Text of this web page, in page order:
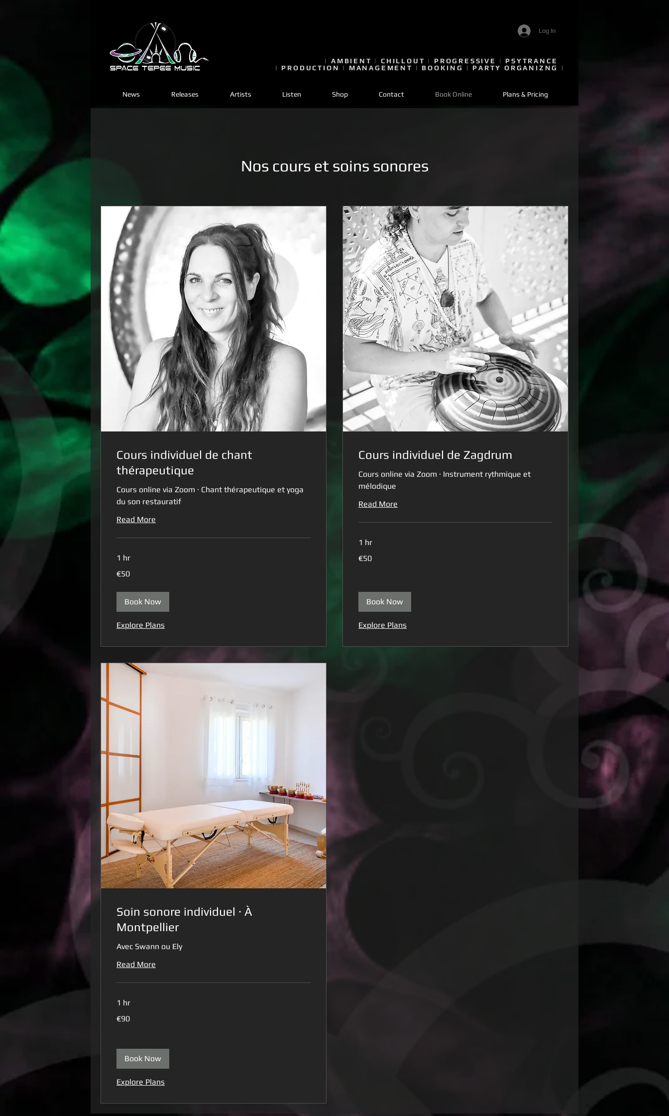
Log In
|AMBIENT | CHILLOUT | PROGRESSIVE |
PSYTRANCE
|
PRODUCTION | MANAGEMENT | BOOKING | PARTY ORGANIZNG |
News Releases Artists Listen Shop Contact Book Online Plans & Pricing
Nos cours et soins sonores
Cours individuel de chant
thérapeutique
Cours online via Zoom · Chant thérapeutique et yoga
du son restauratif
Read More
1 hr
euros
€50
Book Now
Explore Plans
Cours individuel de Zagdrum
Cours online via Zoom · Instrument rythmique et
mélodique
Read More
1 hr
euros
€50
Book Now
Explore Plans
Soin sonore individuel · À
Montpellier
Avec Swann ou Ely
Read More
1 hr
euros
€90
Book Now
Explore Plans